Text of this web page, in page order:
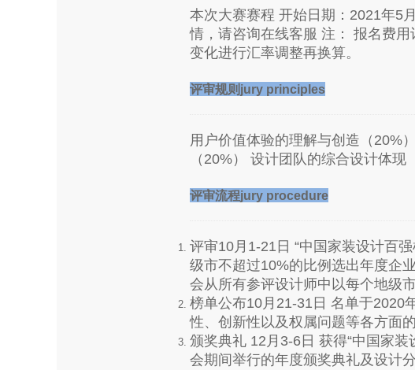
本次大赛赛程 开始日期：2021年5
情，请咨询在线客服 注： 报名费
变化进行汇率调整再换算。
评审规则jury principles
用户价值体验的理解与创造（20%
（20%） 设计团队的综合设计体现
评审流程jury procedure
评审10月1-21日 “中国家装设计百
级市不超过10%的比例选出年度企
会从所有参评设计师中以每个地级
榜单公布10月21-31日 名单于2020
性、创新性以及权属问题等各方面
颁奖典礼 12月3-6日 获得“中国家
会期间举行的年度颁奖典礼及设计